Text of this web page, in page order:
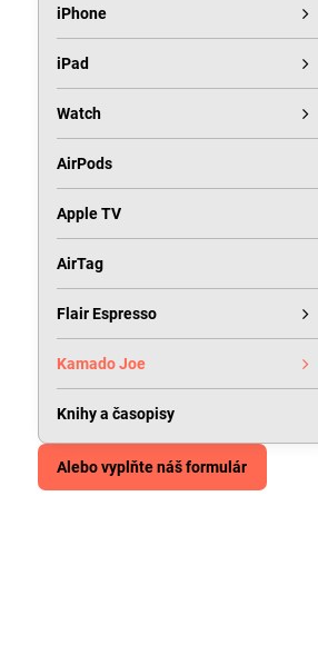
iPhone
iPad
Watch
AirPods
Apple TV
AirTag
Flair Espresso
Kamado Joe
Knihy a časopisy
Alebo vyplňte náš formulár